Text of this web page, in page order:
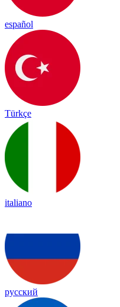
español
Türkçe
italiano
русский